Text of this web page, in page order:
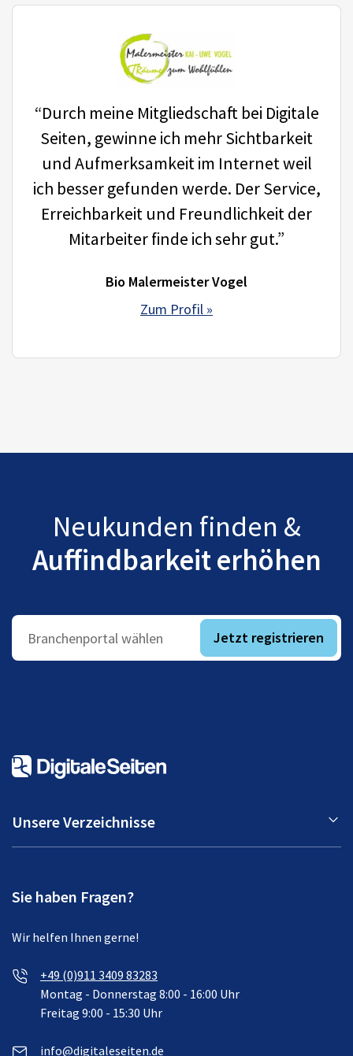
“Durch meine Mitgliedschaft bei Digitale
Seiten, gewinne ich mehr Sichtbarkeit
und Aufmerksamkeit im Internet weil
ich besser gefunden werde. Der Service,
Erreichbarkeit und Freundlichkeit der
Mitarbeiter finde ich sehr gut.”
Bio Malermeister Vogel
Zum Profil »
Neukunden finden &
Auffindbarkeit erhöhen
Branchenportal wählen Jetzt registrieren
Unsere Verzeichnisse
Sie haben Fragen?
Wir helfen Ihnen gerne!
+49 (0)911 3409 83283
Montag - Donnerstag 8:00 - 16:00 Uhr
Freitag 9:00 - 15:30 Uhr
info@digitaleseiten.de